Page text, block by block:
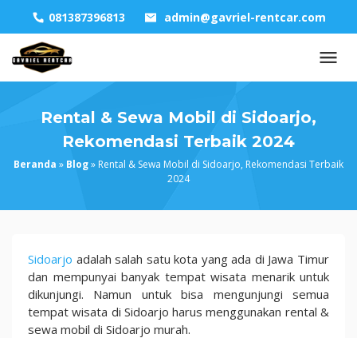
content
081387396813 admin@gavriel-rentcar.com
Rental & Sewa Mobil di Sidoarjo,
Rekomendasi Terbaik 2024
Beranda » Blog» Rental & Sewa Mobil di Sidoarjo, Rekomendasi Terbaik
2024
Rental
&
Sewa
Mobil
di
Sidoarjo adalah salah satu kota yang ada di Jawa Timur
dan mempunyai banyak tempat wisata menarik untuk
dikunjungi. Namun untuk bisa mengunjungi semua
tempat wisata di Sidoarjo harus menggunakan rental &
sewa mobil di Sidoarjo murah.